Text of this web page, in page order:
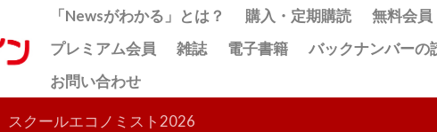
「Newsがわかる」とは？ 購入・定期購読
無料会員
プレミアム会員
雑誌 電子書籍
バックナンバーの
お問い合わせ
スクールエコノミスト2026
検索